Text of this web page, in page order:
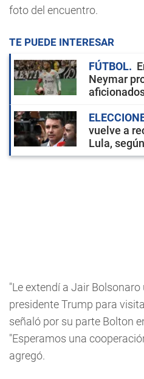
foto del encuentro.
TE PUEDE INTERESAR
FÚTBOL
Neymar
vuelve a
Lula,
"Le extendí a Jair
presidente Trump para
señaló por su parte Bolton
"Esperamos una
agregó.